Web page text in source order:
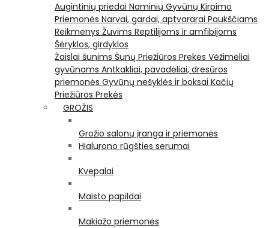
Augintinių priedai Naminių Gyvūnų Kirpimo
Priemonės Narvai, gardai, aptvararai Paukščiams
Reikmenys Žuvims Reptilijoms ir amfibijoms
Šėryklos, girdyklos
Žaislai šunims Šunų Priežiūros Prekės Vėžimėliai
gyvūnams Antkakliai, pavadėliai, dresūros
priemonės Gyvūnų nešyklės ir boksai Kačių
Priežiūros Prekės
GROŽIS
Grožio salonų įranga ir priemonės
Hialurono rūgšties serumai
Kvepalai
Maisto papildai
Makiažo priemonės